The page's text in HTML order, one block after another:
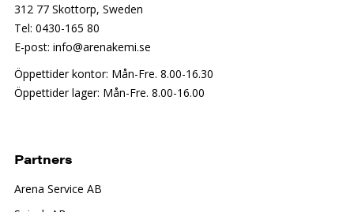
312 77 Skottorp, Sweden
Tel: 0430-165 80
E-post: info@arenakemi.se
Öppettider kontor: Mån-Fre. 8.00-16.30
Öppettider lager: Mån-Fre. 8.00-16.00
Partners
Arena Service AB